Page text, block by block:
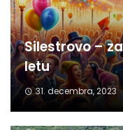
Silestrovo –
letu
31. decembra, 2023